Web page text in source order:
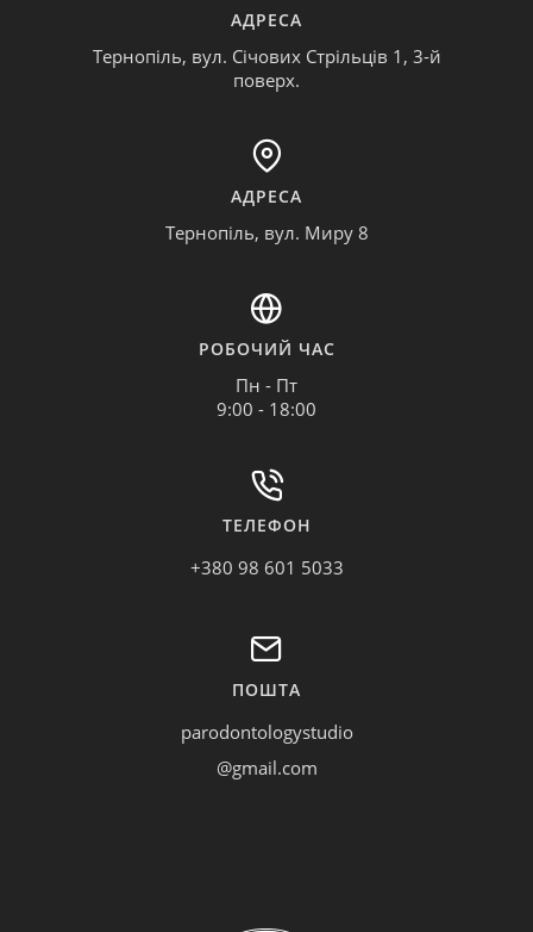
АДРЕСА
Тернопіль, вул. Січових Стрільців 1, 3-й
поверх.
АДРЕСА
Тернопіль, вул. Миру 8
РОБОЧИЙ ЧАС
Пн - Пт
9:00 - 18:00
ТЕЛЕФОН
+380 98 601 5033
ПОШТА
parodontologystudio
@gmail.com